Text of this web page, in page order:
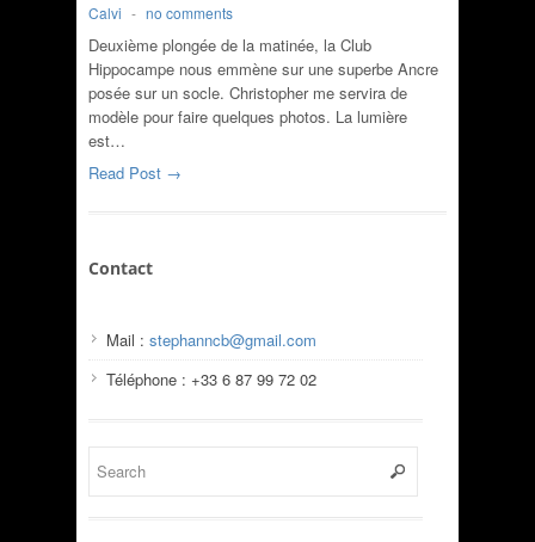
Calvi - no comments
Deuxième plongée de la matinée, la Club
Hippocampe nous emmène sur une superbe Ancre
posée sur un socle. Christopher me servira de
modèle pour faire quelques photos. La lumière
est…
Read Post →
Contact
Mail : stephanncb@gmail.com
Téléphone : +33 6 87 99 72 02